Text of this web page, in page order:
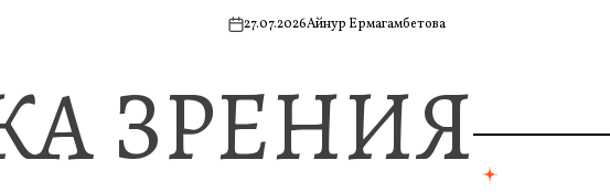
on27.07.2026Айнур Ермагамбетова
ЗРЕНИЯ